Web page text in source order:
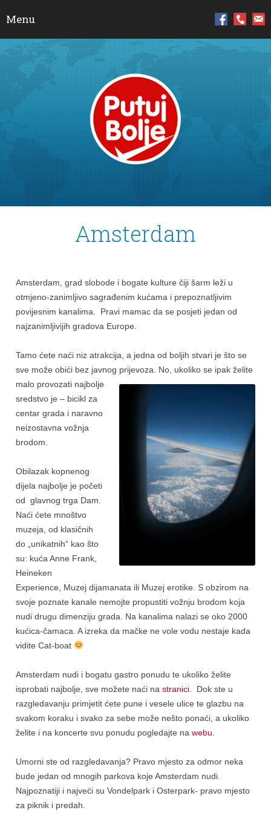
Menu
Skip to content
Amsterdam
Amsterdam, grad slobode i bogate kulture čiji šarm leži u
otmjeno-zanimljivo sagrađenim kućama i prepoznatljivim
povijesnim kanalima. Pravi mamac da se posjeti jedan od
najzanimljivijih gradova Europe.
Tamo ćete naći niz atrakcija, a jedna od boljih stvari je što se
sve može obići bez javnog prijevoza. No, ukoliko se ipak želite
malo provozati najbolje
sredstvo je – bicikl za
centar grada i naravno
neizostavna vožnja
brodom.
Obilazak kopnenog
dijela najbolje je početi
od glavnog trga Dam.
Naći ćete mnoštvo
muzeja, od klasičnih
do „unikatnih“ kao što
su: kuća Anne Frank,
Heineken
Experience, Muzej dijamanata ili Muzej erotike. S obzirom na
svoje poznate kanale nemojte propustiti vožnju brodom koja
nudi drugu dimenziju grada. Na kanalima nalazi se oko 2000
kućica-čamaca. A izreka da mačke ne vole vodu nestaje kada
vidite Cat-boat
Amsterdam nudi i bogatu gastro ponudu te ukoliko želite
isprobati najbolje, sve možete naći nastranici . Dok ste u
razgledavanju primjetit ćete pune i vesele ulice te glazbu na
svakom koraku i svako za sebe može nešto ponaći, a ukoliko
želite i na koncerte svu ponudu pogledajte nawebu
Umorni ste od razgledavanja? Pravo mjesto za odmor neka
bude jedan od mnogih parkova koje Amsterdam nudi.
Najpoznatiji i najveći su Vondelpark i Osterpark- pravo mjesto
za piknik i predah.